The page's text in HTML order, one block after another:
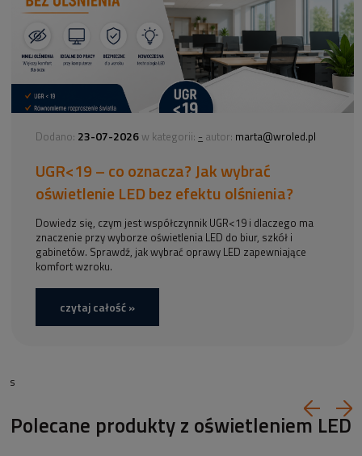
Dodano: 23-07-2026 w kategorii: - autor: marta@wroled.pl
UGR<19 – co oznacza? Jak wybrać
oświetlenie LED bez efektu olśnienia?
Dowiedz się, czym jest współczynnik UGR<19 i dlaczego ma
znaczenie przy wyborze oświetlenia LED do biur, szkół i
gabinetów. Sprawdź, jak wybrać oprawy LED zapewniające
komfort wzroku.
czytaj całość »
s
Polecane produkty z oświetleniem LED